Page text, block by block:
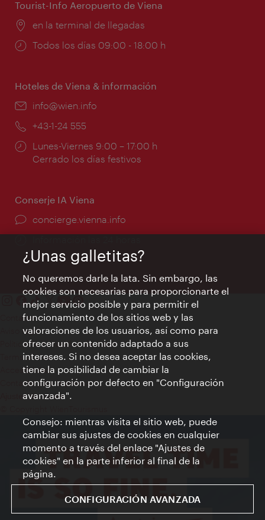
Tourist-Info Aeropuerto de Viena
Lugar:
en la terminal de llegadas
Horarios
Todos los días 09:00 - 18:00 h
Hoteles de Viena & información
e-
info@wien.info
Teléfono:
+43-1-24 555
Horarios
de
Lunes-Viernes 9:00 – 17:00 h
Cerrado los días festivos
Conserje IA Viena
concierge.vienna.info
Contacto
Aviso legal
Política de privacidad de datos
Terms of Use
Accesibilidad
Contacto para la prensa
Ajustes de cookie
¿Unas galletitas?
No queremos darle la lata. Sin embargo, las
cookies son necesarias para proporcionarte el
mejor servicio posible y para permitir el
funcionamiento de los sitios web y las
valoraciones de los usuarios, así como para
ofrecer un contenido adaptado a sus
intereses. Si no desea aceptar las cookies,
tiene la posibilidad de cambiar la
configuración por defecto en "Configuración
avanzada".
Consejo: mientras visita el sitio web, puede
cambiar sus ajustes de cookies en cualquier
momento a través del enlace "Ajustes de
cookies" en la parte inferior al final de la
página.
CONFIGURACIÓN AVANZADA